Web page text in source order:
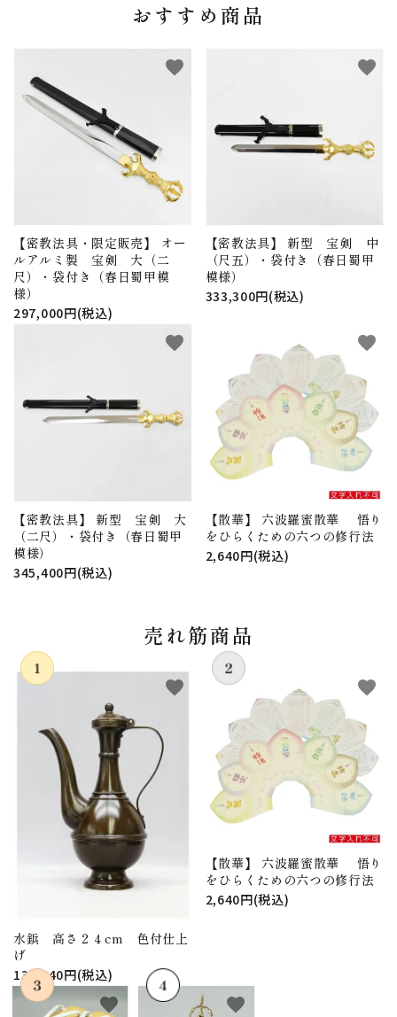
おすすめ商品
【密教法具・限定販売】 オー
ルアルミ製 宝剣 大（二
尺）・袋付き（春日蜀甲模
様）
297,000円(税込)
favorite
【密教法具】 新型 宝剣 中
（尺五）・袋付き（春日蜀甲
模様）
333,300円(税込)
favorite
【密教法具】 新型 宝剣 大
（二尺）・袋付き（春日蜀甲
模様）
345,400円(税込)
favorite
【散華】 六波羅蜜散華 悟り
をひらくための六つの修行法
2,640円(税込)
favorite
売れ筋商品
水鋲 高さ２４cm 色付仕上
げ
130,240円(税込)
favorite
【散華】 六波羅蜜散華 悟り
をひらくための六つの修行法
2,640円(税込)
favorite
favorite favorite